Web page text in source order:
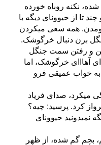
نکنه روباه خورده
تا از حیوونای دیگه با
همه سعی میکردن
برن دنبال خرگوشک.
و رفتن سمت جنگل
آهااای خرگوشک، اما
خواب عمیقی فرو
میکرد، صدای فریاد
کرد. پرسید: چیه؟
حیوونای
بچم گم شده، از ظهر